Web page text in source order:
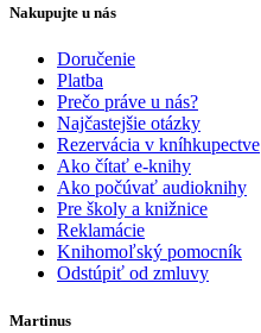
Nakupujte u nás
Doručenie
Platba
Prečo práve u nás?
Najčastejšie otázky
Rezervácia v kníhkupectve
Ako čítať e-knihy
Ako počúvať audioknihy
Pre školy a knižnice
Reklamácie
Knihomoľský pomocník
Odstúpiť od zmluvy
Martinus